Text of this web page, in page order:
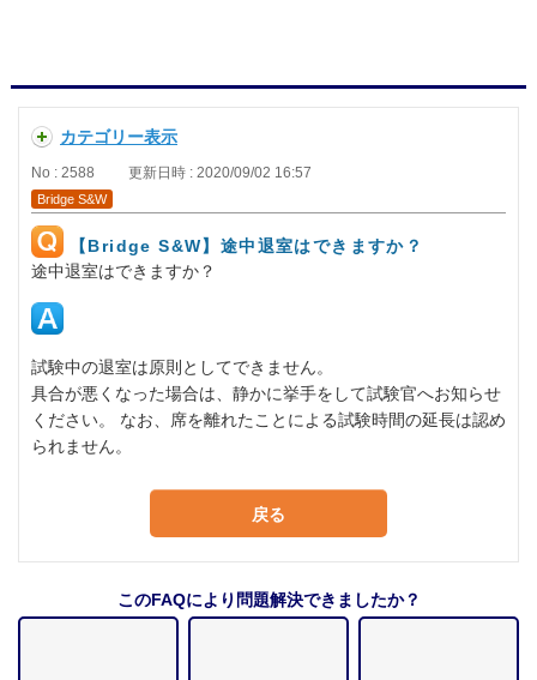
カテゴリー表示
No : 2588 更新日時 : 2020/09/02 16:57
Bridge S&W
【Bridge S&W】途中退室はできますか？
途中退室はできますか？
試験中の退室は原則としてできません。
具合が悪くなった場合は、静かに挙手をして試験官へお知らせ
ください。 なお、席を離れたことによる試験時間の延長は認め
られません。
戻る
このFAQにより問題解決できましたか？